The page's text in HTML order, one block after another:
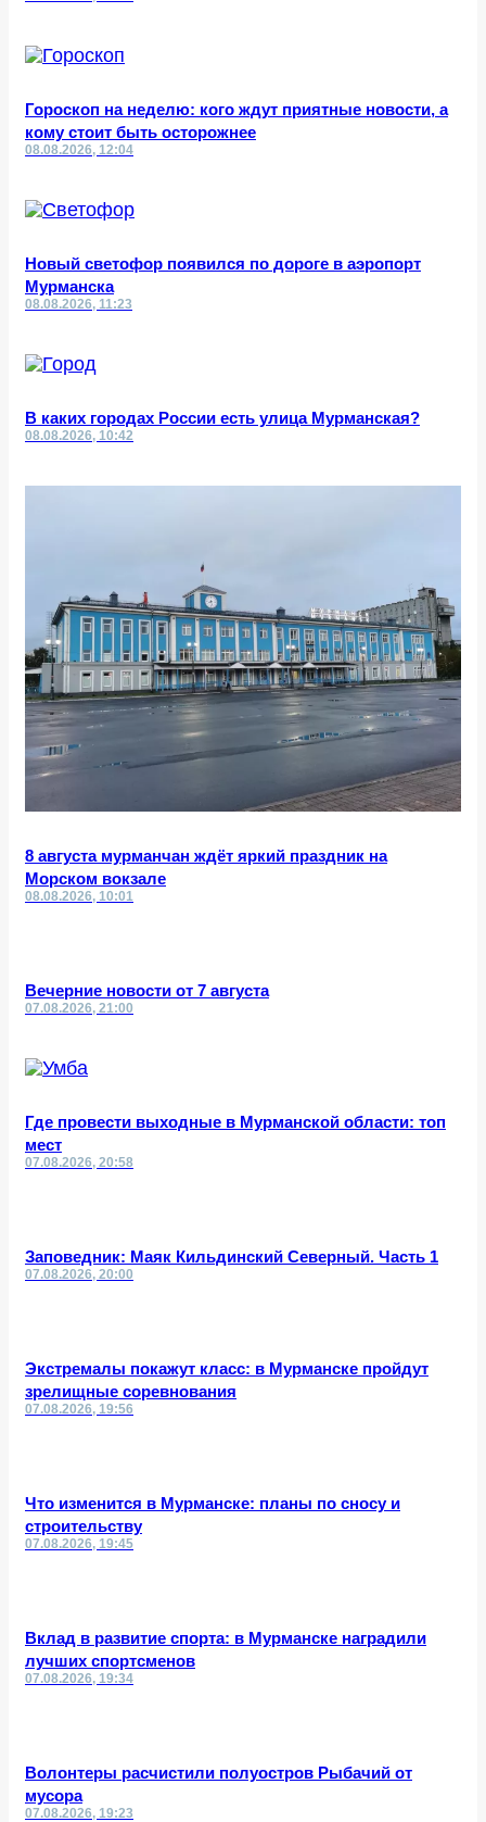
Гороскоп на неделю: кого ждут приятные новости, а
кому стоит быть осторожнее
08.08.2026, 12:04
Новый светофор появился по дороге в аэропорт
Мурманска
08.08.2026, 11:23
В каких городах России есть улица Мурманская?
08.08.2026, 10:42
8 августа мурманчан ждёт яркий праздник на
Морском вокзале
08.08.2026, 10:01
Вечерние новости от 7 августа
07.08.2026, 21:00
Где провести выходные в Мурманской области: топ
мест
07.08.2026, 20:58
Заповедник: Маяк Кильдинский Северный. Часть 1
07.08.2026, 20:00
Экстремалы покажут класс: в Мурманске пройдут
зрелищные соревнования
07.08.2026, 19:56
Что изменится в Мурманске: планы по сносу и
строительству
07.08.2026, 19:45
Вклад в развитие спорта: в Мурманске наградили
лучших спортсменов
07.08.2026, 19:34
Волонтеры расчистили полуостров Рыбачий от
мусора
07.08.2026, 19:23